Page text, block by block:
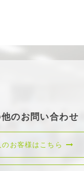
のお問い合わせ
のお客様はこちら